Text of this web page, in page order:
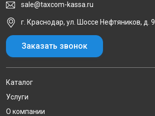
sale@taxcom-kassa.ru
г. Краснодар, ул. Шоссе Нефтяников, д. 9
Заказать звонок
Каталог
Услуги
О компании